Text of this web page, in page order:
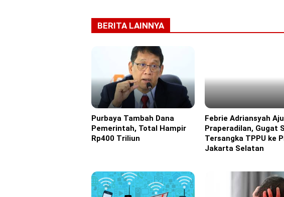
BERITA LAINNYA
Headline
Purbaya Tambah Dana
Pemerintah, Total Hampir
Rp400 Triliun
Headline
Febrie Adriansyah
Praperadilan, Gugat
Tersangka TPPU ke
Jakarta Selatan